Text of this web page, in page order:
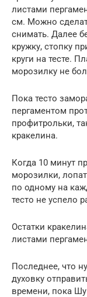
листами
см. Можно
снимать. Далее
кружку, стопку
круги на тесте.
морозилку не
Пока тесто
пергаментом
профитрольки,
кракелина.
Когда 10 минут
морозилки,
по одному на
тесто не успело
Остатки
листами
Последнее, что
духовку
времени, пока Шу